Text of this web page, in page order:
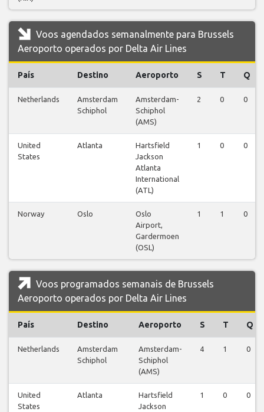
Voos agendados semanalmente para Brussels
Aeroporto operados por Delta Air Lines
País Destino Aeroporto S T Q
Netherlands
Amsterdam
Schiphol
Amsterdam-
Schiphol
(AMS)
2 0 0
United
States
Atlanta
Hartsfield
Jackson
Atlanta
International
(ATL)
1 0 0
Norway Oslo
Oslo
Airport,
Gardermoen
(OSL)
1 1 0
Voos programados semanais de Brussels
Aeroporto operados por Delta Air Lines
País Destino Aeroporto S T Q
Netherlands
Amsterdam
Schiphol
Amsterdam-
Schiphol
(AMS)
4 1 0
United
States
Atlanta
Hartsfield
Jackson
1 0 0